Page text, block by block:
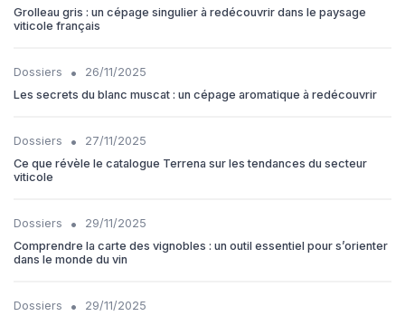
Grolleau gris : un cépage singulier à redécouvrir dans le paysage
viticole français
Dossiers •
26/11/2025
Les secrets du blanc muscat : un cépage aromatique à redécouvrir
Dossiers •
27/11/2025
Ce que révèle le catalogue Terrena sur les tendances du secteur
viticole
Dossiers •
29/11/2025
Comprendre la carte des vignobles : un outil essentiel pour s’orienter
dans le monde du vin
Dossiers •
29/11/2025